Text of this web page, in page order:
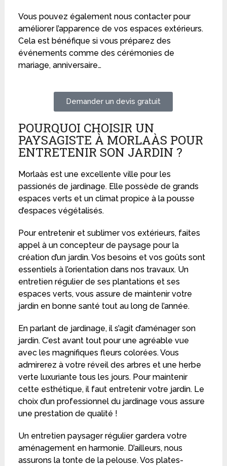
Vous pouvez également nous contacter pour
améliorer l’apparence de vos espaces extérieurs.
Cela est bénéfique si vous préparez des
événements comme des cérémonies de
mariage, anniversaire…
Demander un devis gratuit
POURQUOI CHOISIR UN
PAYSAGISTE À MORLAÀS POUR
ENTRETENIR SON JARDIN ?
Morlaàs est une excellente ville pour les
passionés de jardinage. Elle possède de grands
espaces verts et un climat propice à la pousse
d’espaces végétalisés.
Pour entretenir et sublimer vos extérieurs, faites
appel à un concepteur de paysage pour la
création d’un jardin. Vos besoins et vos goûts sont
essentiels à l’orientation dans nos travaux. Un
entretien régulier de ses plantations et ses
espaces verts, vous assure de maintenir votre
jardin en bonne santé tout au long de l’année.
En parlant de jardinage, il s’agit d’aménager son
jardin. C’est avant tout pour une agréable vue
avec les magnifiques fleurs colorées. Vous
admirerez à votre réveil des arbres et une herbe
verte luxuriante tous les jours. Pour maintenir
cette esthétique, il faut entretenir votre jardin. Le
choix d’un professionnel du jardinage vous assure
une prestation de qualité !
Un entretien paysager régulier gardera votre
aménagement en harmonie. D’ailleurs, nous
assurons la tonte de la pelouse. Vos plates-